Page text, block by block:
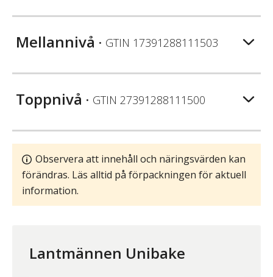
Mellannivå • GTIN 17391288111503
Toppnivå • GTIN 27391288111500
Observera att innehåll och näringsvärden kan
förändras. Läs alltid på förpackningen för aktuell
information.
Lantmännen Unibake